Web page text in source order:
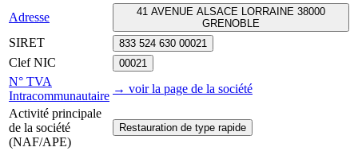
Adresse
41 AVENUE ALSACE LORRAINE 38000
GRENOBLE
SIRET 833 524 630 00021
Clef NIC 00021
N° TVA
Intracommunautaire
→ voir la page de la société
Activité principale
de la société
(NAF/APE)
Restauration de type rapide